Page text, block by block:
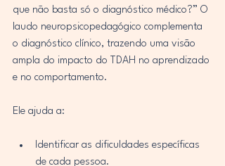
que não basta só o diagnóstico médico?” O
laudo neuropsicopedagógico complementa
o diagnóstico clínico, trazendo uma visão
ampla do impacto do TDAH no aprendizado
e no comportamento.
Ele ajuda a:
Identificar as dificuldades específicas
de cada pessoa.